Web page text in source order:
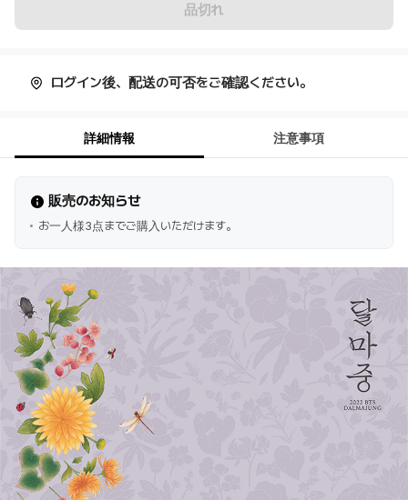
品切れ
ログイン後、配送の可否をご確認ください。
詳細情報 注意事項
販売のお知らせ
お一人様3点までご購入いただけます。